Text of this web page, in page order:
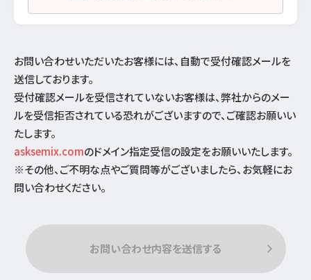
お問い合わせいただいたお客様には、自動で受付確認メールを
送信しております。
受付確認メールを受信されていないお客様は、弊社からのメー
ルを受信拒否されている恐れがございますので、ご確認お願いい
たします。
asksemix.comのドメイン指定受信の設定をお願いいたします。
※その他、ご不明な点やご質問等がございましたら、お気軽にお
問い合わせください。